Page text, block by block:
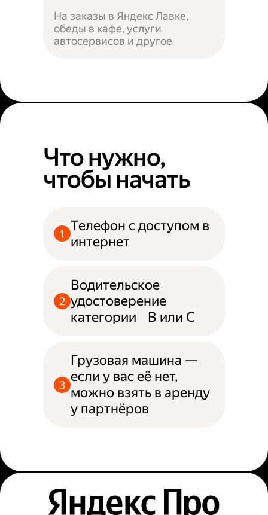
На заказы в Яндекс Лавке,
обеды в кафе, услуги
автосервисов и другое
Что нужно,
чтобы начать
Телефон с доступом в
интернет
Водительское
удостоверение
категории B или С
Грузовая машина —
если у вас её нет,
можно взять в аренду
у партнёров